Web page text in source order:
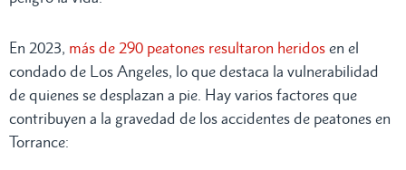
En 2023, más de 290 peatones resultaron heridos en el
condado de Los Angeles, lo que destaca la vulnerabilidad
de quienes se desplazan a pie. Hay varios factores que
contribuyen a la gravedad de los accidentes de peatones en
Torrance: